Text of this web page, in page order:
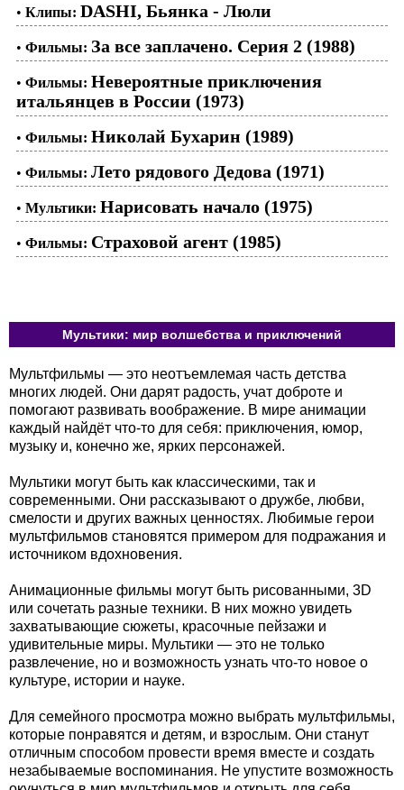
• Клипы: DASHI, Бьянка - Люли
• Фильмы: За все заплачено. Серия 2 (1988)
• Фильмы: Невероятные приключения
итальянцев в России (1973)
• Фильмы: Николай Бухарин (1989)
• Фильмы: Лето рядового Дедова (1971)
• Мультики: Нарисовать начало (1975)
• Фильмы: Страховой агент (1985)
Мультики: мир волшебства и приключений
Мультфильмы — это неотъемлемая часть детства
многих людей. Они дарят радость, учат доброте и
помогают развивать воображение. В мире анимации
каждый найдёт что-то для себя: приключения, юмор,
музыку и, конечно же, ярких персонажей.
Мультики могут быть как классическими, так и
современными. Они рассказывают о дружбе, любви,
смелости и других важных ценностях. Любимые герои
мультфильмов становятся примером для подражания и
источником вдохновения.
Анимационные фильмы могут быть рисованными, 3D
или сочетать разные техники. В них можно увидеть
захватывающие сюжеты, красочные пейзажи и
удивительные миры. Мультики — это не только
развлечение, но и возможность узнать что-то новое о
культуре, истории и науке.
Для семейного просмотра можно выбрать мультфильмы,
которые понравятся и детям, и взрослым. Они станут
отличным способом провести время вместе и создать
незабываемые воспоминания. Не упустите возможность